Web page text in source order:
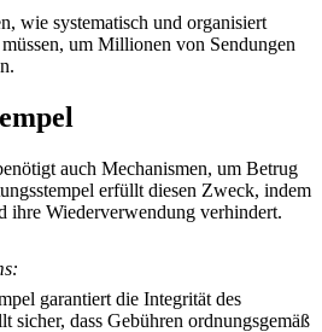
wie systematisch und organisiert
um Millionen von Sendungen
auch Mechanismen, um Betrug
erfüllt diesen Zweck, indem
ihre Wiederverwendung verhindert.
garantiert die Integrität des
sicher, dass Gebühren ordnungsgemäß